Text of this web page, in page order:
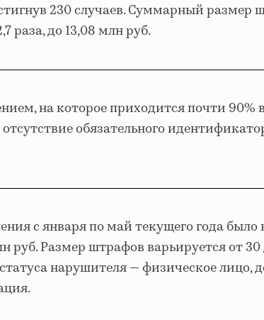
230 случаев. Суммарный размер
раза, до 13,08 млн руб.
на которое приходится почти 90%
обязательного
с января по май текущего года
руб. Размер штрафов варьируется от 30
нарушителя — физическое лицо,